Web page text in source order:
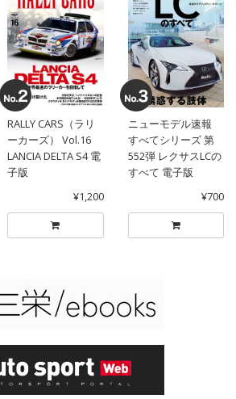
RALLY CARS（ラリ
ーカーズ） Vol.16
LANCIA DELTA S4 電
子版
¥1,200
ニューモデル速報
すべてシリーズ 第
552弾 レクサスLCの
すべて 電子版
¥700